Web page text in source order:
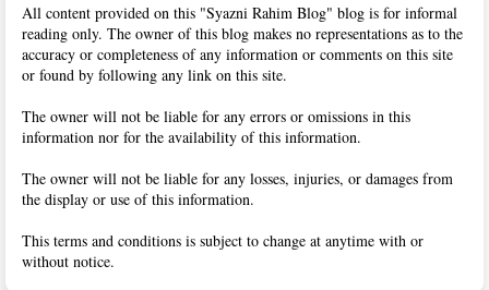
All content provided on this "Syazni Rahim Blog" blog is for informal
reading only. The owner of this blog makes no representations as to the
accuracy or completeness of any information or comments on this site
or found by following any link on this site.
The owner will not be liable for any errors or omissions in this
information nor for the availability of this information.
The owner will not be liable for any losses, injuries, or damages from
the display or use of this information.
This terms and conditions is subject to change at anytime with or
without notice.